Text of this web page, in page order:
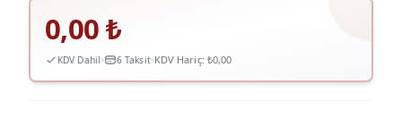
0,00₺
KDV Dahil 6 Taksit KDV Hariç: ₺0,00